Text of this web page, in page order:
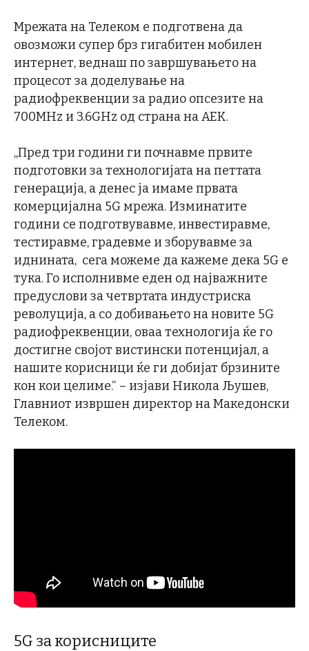
Мрежата на Телеком е подготвена да
овозможи супер брз гигабитен мобилен
интернет, веднаш по завршувањето на
процесот за доделување на
радиофреквенции за радио опсезите на
700MHz и 3.6GHz од страна на АЕК.
„Пред три години ги почнавме првите
подготовки за технологијата на петтата
генерација, а денес ја имаме првата
комерцијална 5G мрежа. Изминатите
години се подготвувавме, инвестиравме,
тестиравме, градевме и зборувавме за
иднината, сега можеме да кажеме дека 5G е
тука. Го исполнивме еден од најважните
предуслови за четвртата индустриска
револуција, а со добивањето на новите 5G
радиофреквенции, оваа технологија ќе го
достигне својот вистински потенцијал, а
нашите корисници ќе ги добијат брзините
кон кои целиме.“ – изјави Никола Љушев,
Главниот извршен директор на Македонски
Телеком.
5G за корисниците